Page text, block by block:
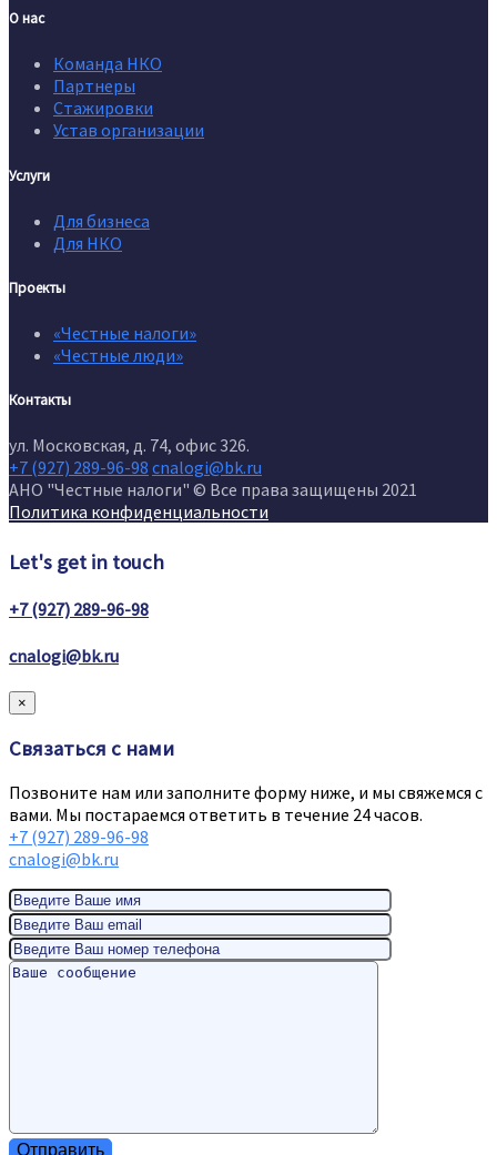
О нас
Команда НКО
Партнеры
Стажировки
Устав организации
Услуги
Для бизнеса
Для НКО
Проекты
«Честные налоги»
«Честные люди»
Контакты
ул. Московская, д. 74, офис 326.
+7 (927) 289-96-98 cnalogi@bk.ru
АНО "Честные налоги" © Все права защищены 2021
Политика конфиденциальности
Let's get in touch
+7 (927) 289-96-98
cnalogi@bk.ru
×
Связаться с нами
Позвоните нам или заполните форму ниже, и мы свяжемся с
вами. Мы постараемся ответить в течение 24 часов.
+7 (927) 289-96-98
cnalogi@bk.ru